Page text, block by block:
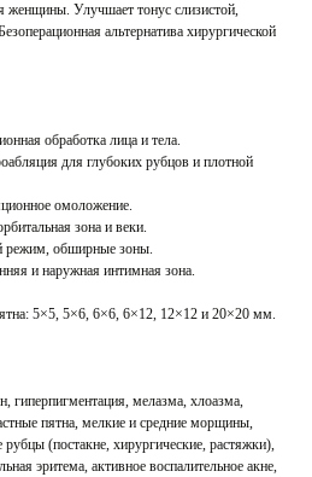
женщины. Улучшает тонус слизистой,
альтернатива хирургической
обработка лица и тела.
для глубоких рубцов и плотной
омоложение.
зона и веки.
обширные зоны.
и наружная интимная зона.
5×5, 5×6, 6×6, 6×12, 12×12 и 20×20 мм.
гиперпигментация, мелазма, хлоазма,
пятна, мелкие и средние морщины,
(постакне, хирургические, растяжки),
эритема, активное воспалительное акне,